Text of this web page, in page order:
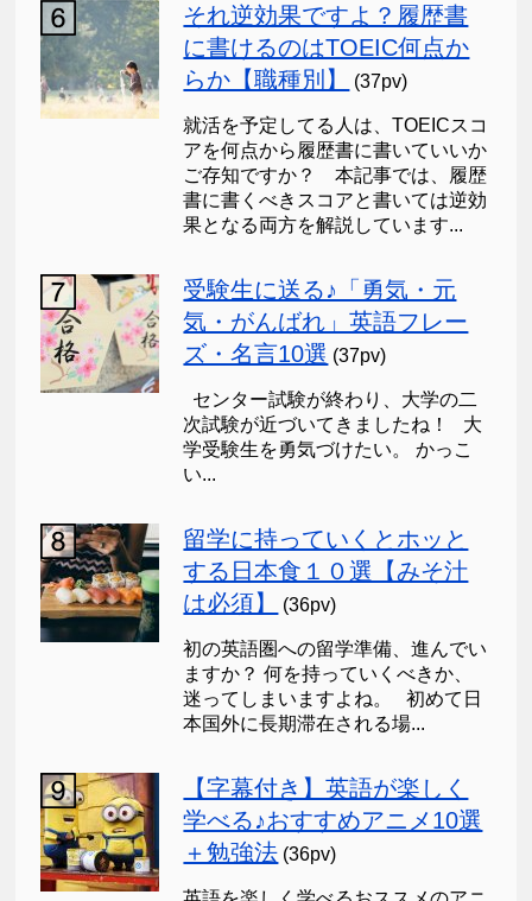
それ逆効果ですよ？履歴書
に書けるのはTOEIC何点か
らか【職種別】
(37pv)
就活を予定してる人は、TOEICスコ
アを何点から履歴書に書いていいか
ご存知ですか？ 本記事では、履歴
書に書くべきスコアと書いては逆効
果となる両方を解説しています...
受験生に送る♪「勇気・元
気・がんばれ」英語フレー
ズ・名言10選 (37pv)
センター試験が終わり、大学の二
次試験が近づいてきましたね！ 大
学受験生を勇気づけたい。 かっこ
い...
留学に持っていくとホッと
する日本食１０選【みそ汁
は必須】
(36pv)
初の英語圏への留学準備、進んでい
ますか？ 何を持っていくべきか、
迷ってしまいますよね。 初めて日
本国外に長期滞在される場...
【字幕付き】英語が楽しく
学べる♪おすすめアニメ10選
＋勉強法 (36pv)